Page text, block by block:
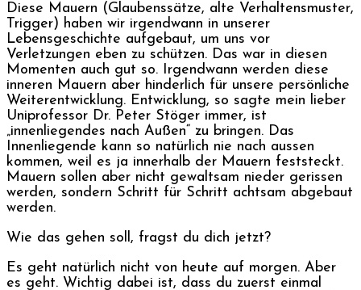
Diese Mauern (Glaubenssätze, alte Verhaltensmuster,
Trigger) haben wir irgendwann in unserer
Lebensgeschichte aufgebaut, um uns vor
Verletzungen eben zu schützen. Das war in diesen
Momenten auch gut so. Irgendwann werden diese
inneren Mauern aber hinderlich für unsere persönliche
Weiterentwicklung. Entwicklung, so sagte mein lieber
Uniprofessor Dr. Peter Stöger immer, ist
„innenliegendes nach Außen“ zu bringen. Das
Innenliegende kann so natürlich nie nach aussen
kommen, weil es ja innerhalb der Mauern feststeckt.
Mauern sollen aber nicht gewaltsam nieder gerissen
werden, sondern Schritt für Schritt achtsam abgebaut
werden.
Wie das gehen soll, fragst du dich jetzt?
Es geht natürlich nicht von heute auf morgen. Aber
es geht. Wichtig dabei ist, dass du zuerst einmal